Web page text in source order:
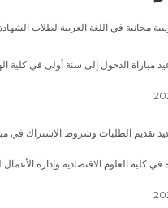
مجانية في اللغة العربية لطلاب
مباراة الدخول إلى سنة أولى في كلية
تقديم الطلبات وشروط الاشتراك في
في كلية العلوم الاقتصادية وإدارة